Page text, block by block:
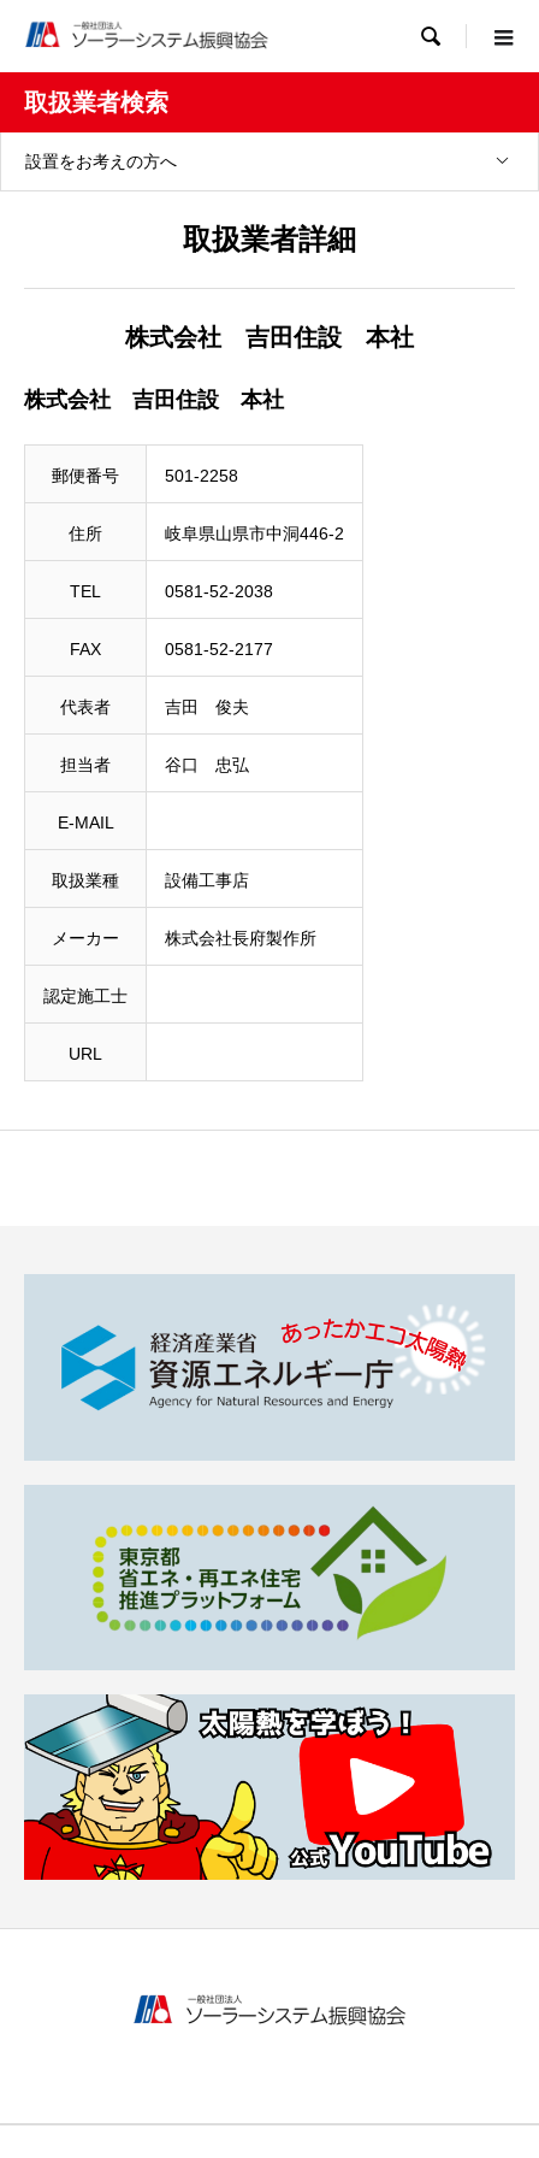

取扱業者検索
設置をお考えの方へ
取扱業者詳細
株式会社 吉田住設 本社
株式会社 吉田住設 本社
郵便番号 501-2258
住所 岐阜県山県市中洞446-2
TEL 0581-52-2038
FAX 0581-52-2177
代表者 吉田 俊夫
担当者 谷口 忠弘
E-MAIL
取扱業種 設備工事店
メーカー 株式会社長府製作所
認定施工士
URL